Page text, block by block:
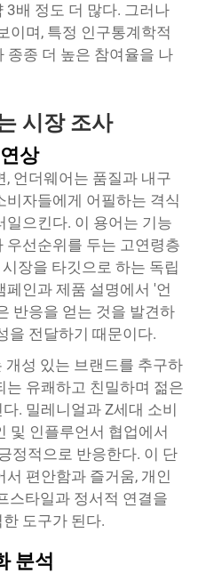
3배 정도 더 많다. 그러나
이며, 특정 인구통계학적
종종 더 높은 참여율을 나
시장 조사
상
언더웨어는 품질과 내구
자들에게 어필하는 격식
으킨다. 이 용어는 기능
우선순위를 두는 고연령층
장을 타깃으로 하는 독립
인과 제품 설명에서 '언
반응을 얻는 것을 발견하
을 전달하기 때문이다.
개성 있는 브랜드를 추구하
는 유쾌하고 친밀하며 젊은
. 밀레니얼과 Z세대 소비
및 인플루언서 협업에서
정적으로 반응한다. 이 단
편안함과 즐거움, 개인
스타일과 정서적 연결을
도구가 된다.
분석